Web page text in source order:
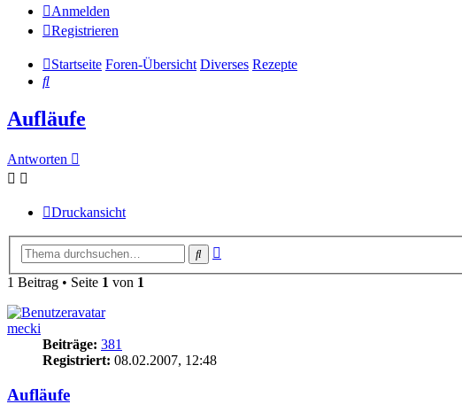
Anmelden
Registrieren
Startseite Foren-Übersicht Diverses Rezepte
Suche
Aufläufe
Antworten
Druckansicht
Suche
1 Beitrag • Seite 1 von 1
mecki
Beiträge: 381
Registriert: 08.02.2007, 12:48
Aufläufe